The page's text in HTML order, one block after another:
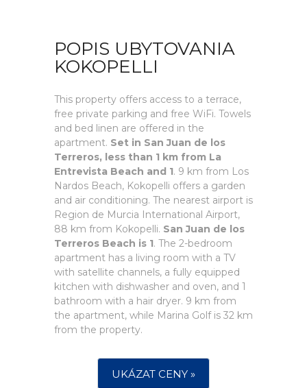
POPIS UBYTOVANIA
KOKOPELLI
This property offers access to a terrace,
free private parking and free WiFi. Towels
and bed linen are offered in the
apartment. Set in San Juan de los
Terreros, less than 1 km from La
Entrevista Beach and 1. 9 km from Los
Nardos Beach, Kokopelli offers a garden
and air conditioning. The nearest airport is
Region de Murcia International Airport,
88 km from Kokopelli. San Juan de los
Terreros Beach is 1. The 2-bedroom
apartment has a living room with a TV
with satellite channels, a fully equipped
kitchen with dishwasher and oven, and 1
bathroom with a hair dryer. 9 km from
the apartment, while Marina Golf is 32 km
from the property.
UKÁZAT CENY »